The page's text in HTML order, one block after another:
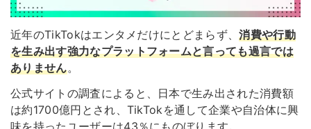
近年のTikTokはエンタメだけにとどまらず、消費や行動
を生み出す強力なプラットフォームと言っても過言では
ありません。
公式サイトの調査によると、日本で生み出された消費額
は約1700億円とされ、TikTokを通して企業や自治体に興
味を持ったユーザーは43％にものぼります。